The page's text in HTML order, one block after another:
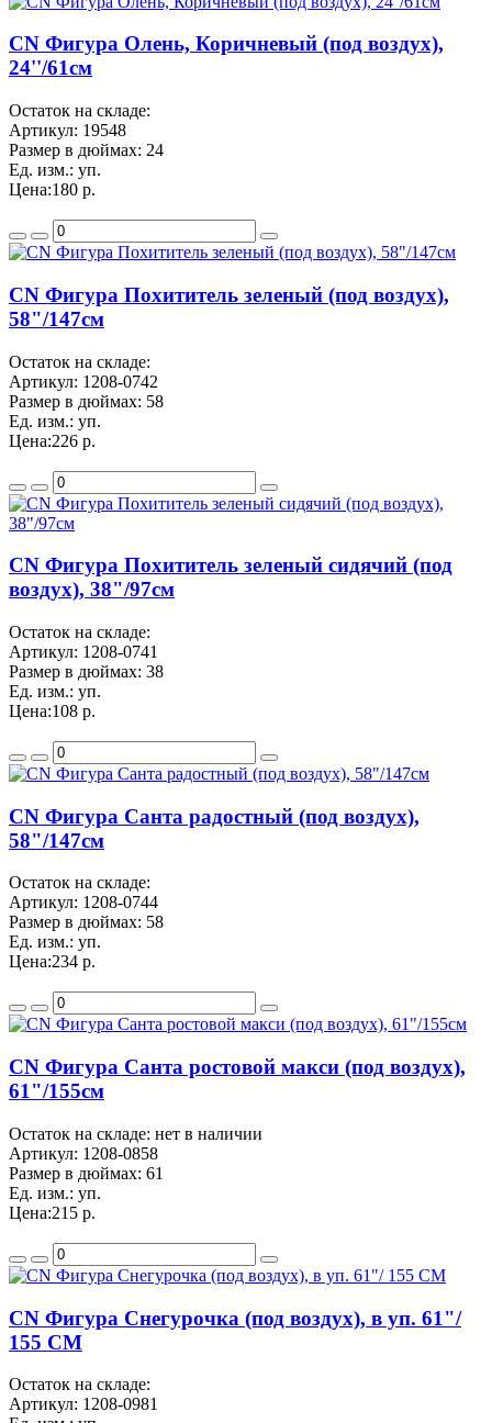
CN Фигура Олень, Коричневый (под воздух),
24''/61см
Остаток на складе:
Артикул: 19548
Размер в дюймах: 24
Ед. изм.: уп.
Цена:180 р.
CN Фигура Похититель зеленый (под воздух),
58"/147см
Остаток на складе:
Артикул: 1208-0742
Размер в дюймах: 58
Ед. изм.: уп.
Цена:226 р.
CN Фигура Похититель зеленый сидячий (под
воздух), 38"/97см
Остаток на складе:
Артикул: 1208-0741
Размер в дюймах: 38
Ед. изм.: уп.
Цена:108 р.
CN Фигура Санта радостный (под воздух),
58"/147см
Остаток на складе:
Артикул: 1208-0744
Размер в дюймах: 58
Ед. изм.: уп.
Цена:234 р.
CN Фигура Санта ростовой макси (под воздух),
61"/155см
Остаток на складе: нет в наличии
Артикул: 1208-0858
Размер в дюймах: 61
Ед. изм.: уп.
Цена:215 р.
CN Фигура Снегурочка (под воздух), в уп. 61"/
155 СМ
Остаток на складе:
Артикул: 1208-0981